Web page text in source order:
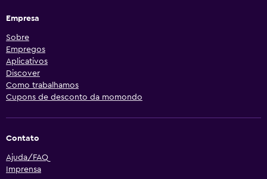
Empresa
Sobre
Empregos
Aplicativos
Discover
Como trabalhamos
Cupons de desconto da momondo
Contato
Ajuda/FAQ
Imprensa